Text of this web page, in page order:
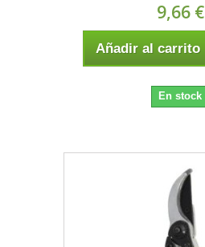
9,66 €
Añadir al carrito
En stock